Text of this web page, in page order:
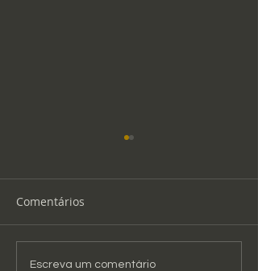
Comentários
Escreva um comentário